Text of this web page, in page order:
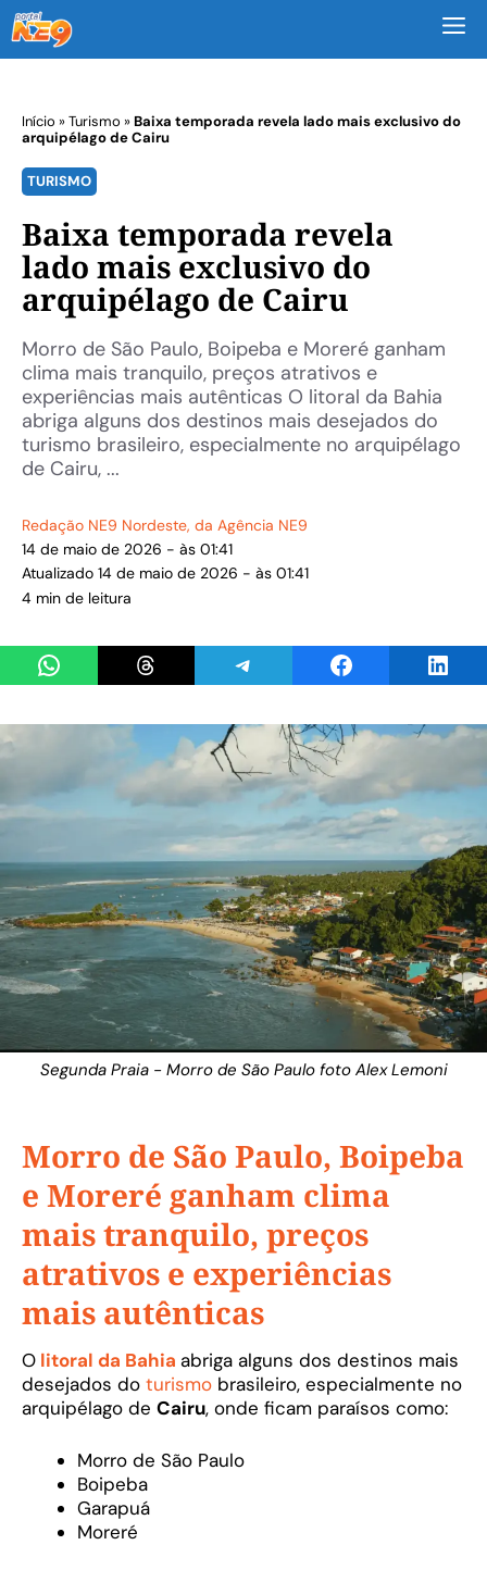
Início »Turismo »Baixa temporada revela lado mais exclusivo do
arquipélago de Cairu
TURISMO
Baixa temporada revela
lado mais exclusivo do
arquipélago de Cairu
Morro de São Paulo, Boipeba e Moreré ganham
clima mais tranquilo, preços atrativos e
experiências mais autênticas O litoral da Bahia
abriga alguns dos destinos mais desejados do
turismo brasileiro, especialmente no arquipélago
de Cairu, ...
Redação NE9 Nordeste, da Agência NE9
14 de maio de 2026 - às 01:41
Atualizado 14 de maio de 2026 - às 01:41
4 min de leitura
Share on WhatsAppShare on ThreadsShare on TelegramShare on Facebook
Segunda Praia - Morro de São Paulo foto Alex Lemoni
Morro de São Paulo, Boipeba
e Moreré ganham clima
mais tranquilo, preços
atrativos e experiências
mais autênticas
O litoral da Bahia abriga alguns dos destinos mais
desejados do turismo brasileiro, especialmente no
arquipélago de Cairu, onde ficam paraísos como:
Morro de São Paulo
Boipeba
Garapuá
Moreré